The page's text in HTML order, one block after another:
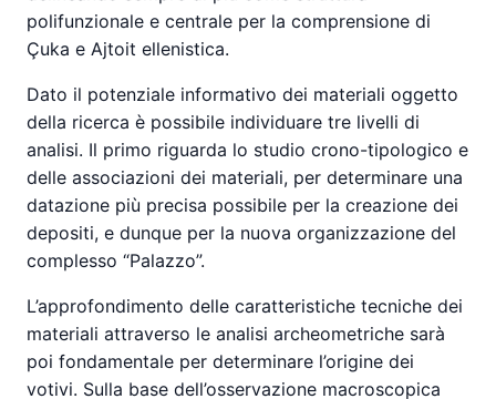
polifunzionale e centrale per la comprensione di
Çuka e Ajtoit ellenistica.
Dato il potenziale informativo dei materiali oggetto
della ricerca è possibile individuare tre livelli di
analisi. Il primo riguarda lo studio crono-tipologico e
delle associazioni dei materiali, per determinare una
datazione più precisa possibile per la creazione dei
depositi, e dunque per la nuova organizzazione del
complesso “Palazzo”.
L’approfondimento delle caratteristiche tecniche dei
materiali attraverso le analisi archeometriche sarà
poi fondamentale per determinare l’origine dei
votivi. Sulla base dell’osservazione macroscopica